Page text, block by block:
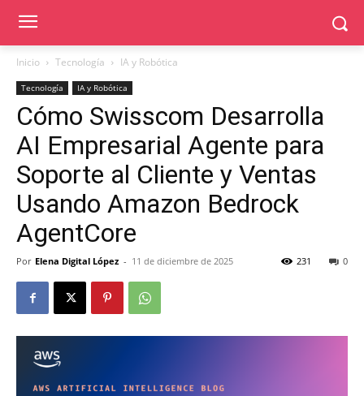
Inicio Tecnología IA y Robótica
Tecnología IA y Robótica
Cómo Swisscom Desarrolla
AI Empresarial Agente para
Soporte al Cliente y Ventas
Usando Amazon Bedrock
AgentCore
Por Elena Digital López - 11 de diciembre de 2025 0
231